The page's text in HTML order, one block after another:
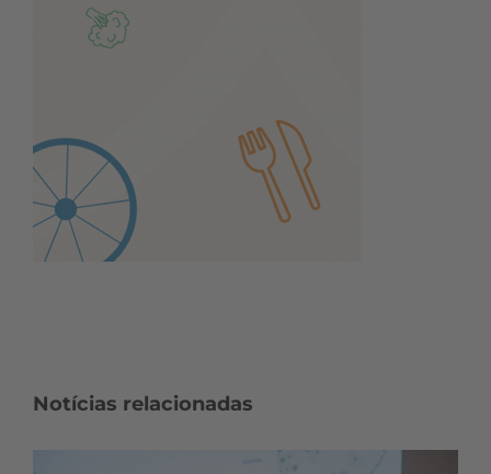
Notícias relacionadas